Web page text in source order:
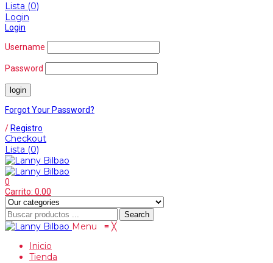
Lista (0)
Login
Login
Username
Password
Forgot Your Password?
/ Registro
Checkout
Lista (0)
0
Carrito: 0.00
Search
Menu ≡ ╳
Inicio
Tienda